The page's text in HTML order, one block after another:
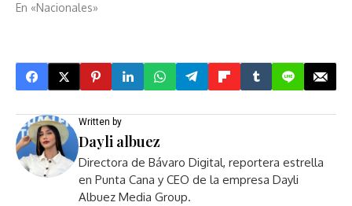
En «Nacionales»
Written by
Dayli albuez
Directora de Bávaro Digital, reportera estrella
en Punta Cana y CEO de la empresa Dayli
Albuez Media Group.